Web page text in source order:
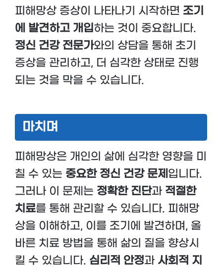
피해망상 증상이 나타나기 시작하면 조기
에 발견하고 개입하는 것이 중요합니다.
정신 건강 전문가와의 상담을 통해 초기
증상을 관리하고, 더 심각한 상태로 진행
되는 것을 막을 수 있습니다.
마치며
피해망상은 개인의 삶에 심각한 영향을 미
칠 수 있는 중요한 정신 건강 문제 입니다.
그러나 이 문제는 정확한 진단과 적절한
치료를 통해 관리할 수 있습니다. 피해망
상을 이해하고, 이를 조기에 발견하며, 올
바른 치료 방법을 통해 삶의 질을 향상시
킬 수 있습니다. 심리적 안정과 사회적 지